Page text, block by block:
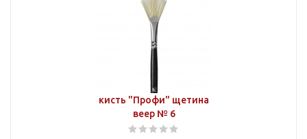
кисть "Профи" щетина
веер № 6